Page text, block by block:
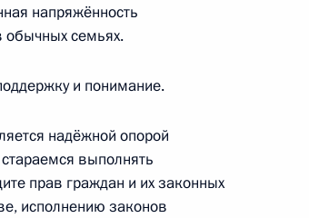
и всея
напряжённость
обычных семьях.
и понимание.
надёжной опорой
выполнять
прав граждан и их законных
исполнению законов